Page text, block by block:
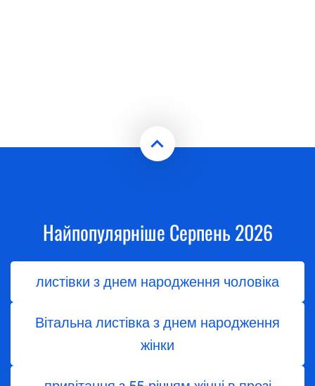
Найпопулярніше Серпень 2026
листівки з днем народження чоловіка
Вітальна листівка з днем народження
жінки